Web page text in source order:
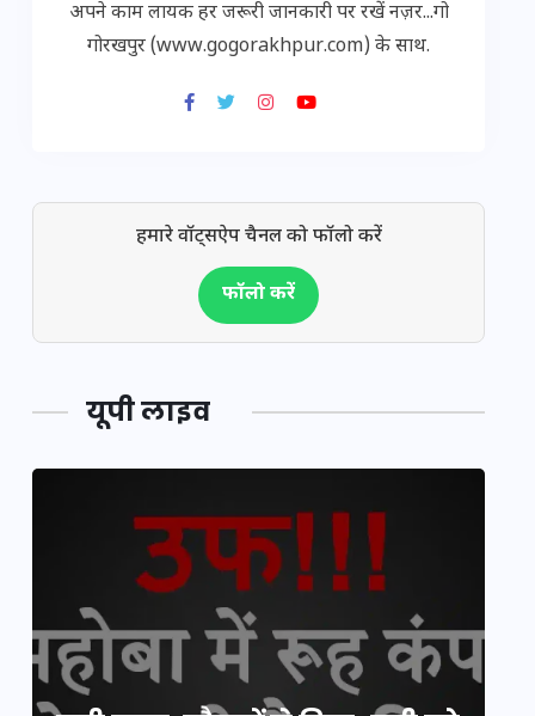
अपने काम लायक हर जरूरी जानकारी पर रखें नज़र...गो
गोरखपुर (www.gogorakhpur.com) के साथ.
हमारे वॉट्सऐप चैनल को फॉलो करें
फॉलो करें
यूपी लाइव